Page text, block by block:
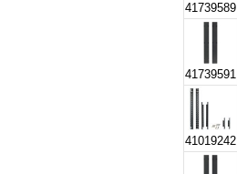
41739589
41739591
41019242